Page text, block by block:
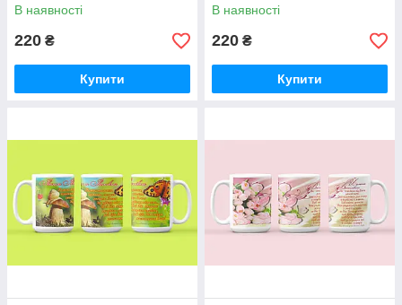
В наявності
220 ₴
Купити
В наявності
220 ₴
Купити